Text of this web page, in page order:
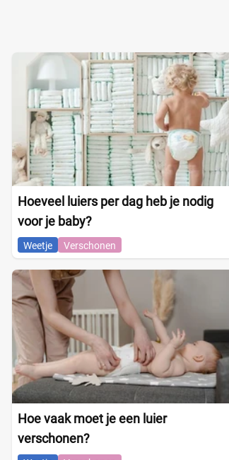
Hoeveel luiers per dag heb je nodig
voor je baby?
Weetje Verschonen
Hoe vaak moet je een luier
verschonen?